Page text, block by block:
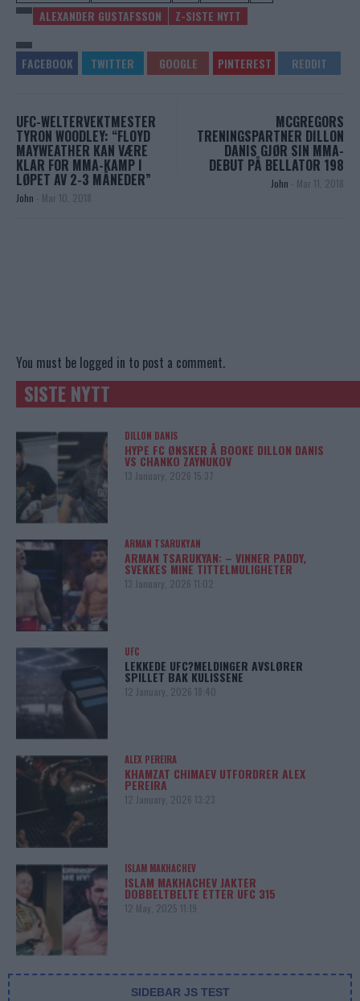
ALEXANDER GUSTAFSSON Z-SISTE NYTT
UFC-WELTERVEKTMESTER
TYRON WOODLEY: “FLOYD
MAYWEATHER KAN VÆRE
KLAR FOR MMA-KAMP I
LØPET AV 2-3 MÅNEDER”
John - Mar 10, 2018
MCGREGORS
TRENINGSPARTNER DILLON
DANIS GJØR SIN MMA-
DEBUT PÅ BELLATOR 198
John - Mar 11, 2018
You must be logged in to post a comment.
SISTE NYTT
DILLON DANIS
HYPE FC ØNSKER Å BOOKE DILLON DANIS
VS CHANKO ZAYNUKOV
13 January, 2026 15:37
ARMAN TSARUKYAN
ARMAN TSARUKYAN: – VINNER PADDY,
SVEKKES MINE TITTELMULIGHETER
13 January, 2026 11:02
UFC
LEKKEDE UFC?MELDINGER AVSLØRER
SPILLET BAK KULISSENE
12 January, 2026 18:40
ALEX PEREIRA
KHAMZAT CHIMAEV UTFORDRER ALEX
PEREIRA
12 January, 2026 13:23
ISLAM MAKHACHEV
ISLAM MAKHACHEV JAKTER
DOBBELTBELTE ETTER UFC 315
12 May, 2025 11:19
SIDEBAR JS TEST